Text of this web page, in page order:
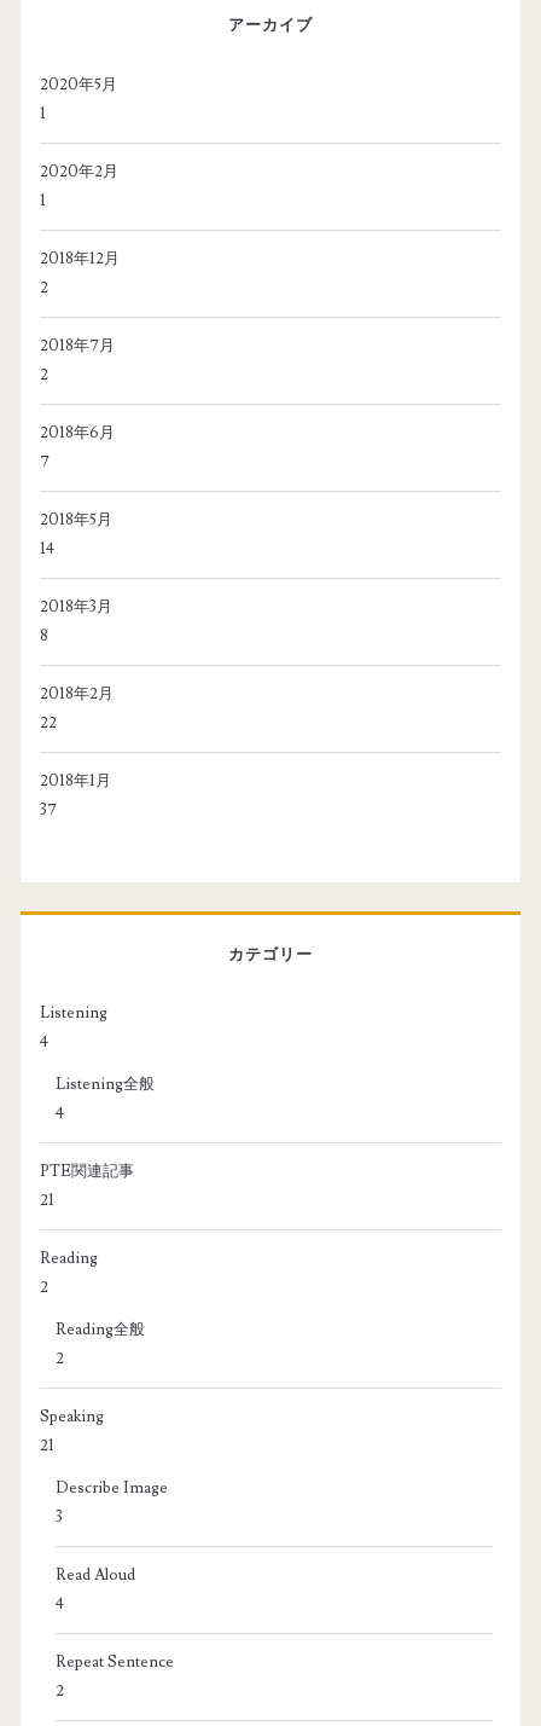
アーカイブ
2020年5月
1
2020年2月
1
2018年12月
2
2018年7月
2
2018年6月
7
2018年5月
14
2018年3月
8
2018年2月
22
2018年1月
37
カテゴリー
Listening
4
Listening全般
4
PTE関連記事
21
Reading
2
Reading全般
2
Speaking
21
Describe Image
3
Read Aloud
4
Repeat Sentence
2